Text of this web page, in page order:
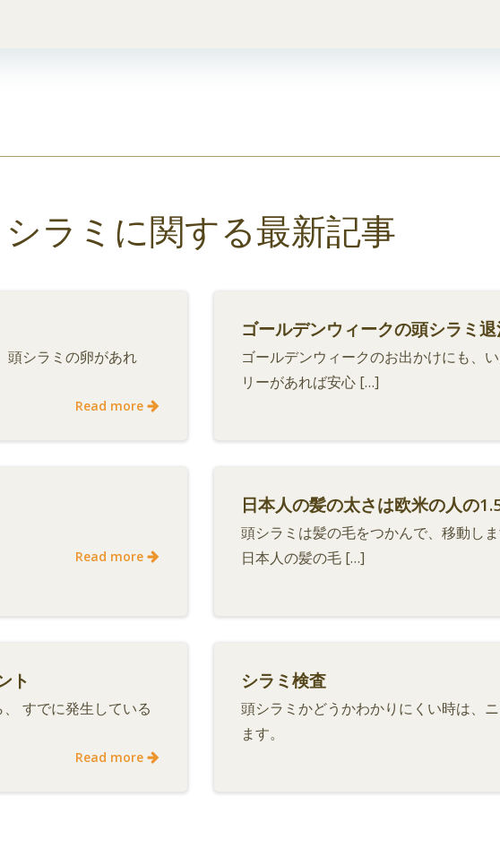
シラミに関する最新記事
頭シラミの卵があれ
Read more
ゴールデンウィークの頭シラミ
ゴールデンウィークのお出かけにも、
リーがあれば安心 […]
Read more
日本人の髪の太さは欧米の人の
頭シラミは髪の毛をつかんで、移動し
日本人の髪の毛 […]
ト
すでに発生している
Read more
シラミ検査
頭シラミかどうかわかりにくい時は、
ます。